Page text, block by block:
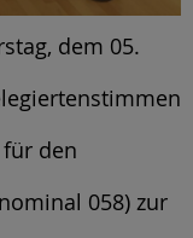
dem 05.
den
058) zur